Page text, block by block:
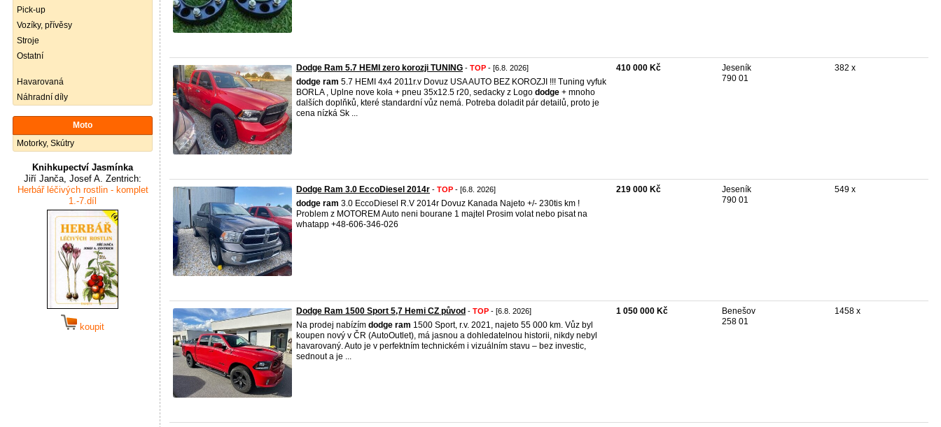
Pick-up
Vozíky, přívěsy
Stroje
Ostatní
Havarovaná
Náhradní díly
Moto
Motorky, Skútry
Knihkupectví Jasmínka
Jiří Janča, Josef A. Zentrich:
Herbář léčivých rostlin - komplet
1.-7.díl
koupit
Dodge Ram 5.7 HEMI zero korozji TUNING - TOP - [6.8. 2026]
dodge ram 5.7 HEMI 4x4 2011r.v Dovuz USA AUTO BEZ KOROZJI !!! Tuning vyfuk
BORLA , Uplne nove koła + pneu 35x12.5 r20, sedacky z Logo dodge + mnoho
dalších doplňků, které standardní vůz nemá. Potreba doladit pár detailů, proto je
cena nízká Sk ...
410 000 Kč
Jeseník
790 01
382 x
Dodge Ram 3.0 EccoDiesel 2014r - TOP - [6.8. 2026]
dodge ram 3.0 EccoDiesel R.V 2014r Dovuz Kanada Najeto +/- 230tis km !
Problem z MOTOREM Auto neni bourane 1 majtel Prosim volat nebo pisat na
whatapp +48-606-346-026
219 000 Kč
Jeseník
790 01
549 x
Dodge Ram 1500 Sport 5,7 Hemi CZ původ - TOP - [6.8. 2026]
Na prodej nabízím dodge ram 1500 Sport, r.v. 2021, najeto 55 000 km. Vůz byl
koupen nový v ČR (AutoOutlet), má jasnou a dohledatelnou historii, nikdy nebyl
havarovaný. Auto je v perfektním technickém i vizuálním stavu – bez investic,
sednout a je ...
1 050 000 Kč
Benešov
258 01
1458 x